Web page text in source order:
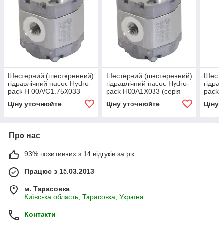
Шестерний (шестеренний)
гідравлічний насос Hydro-
pack H 00A/C1.75X033
Ціну уточнюйте
Шестерний (шестеренний)
гідравлічний насос Hydro-
pack H00A1X033 (серія
Ціну уточнюйте
Про нас
93% позитивних з 14 відгуків за рік
Працює з 15.03.2013
м. Тарасовка
Київська область, Тарасовка, Україна
Контакти